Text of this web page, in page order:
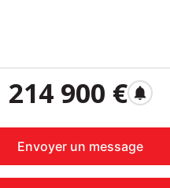
214 900 € notifications
Envoyer un message